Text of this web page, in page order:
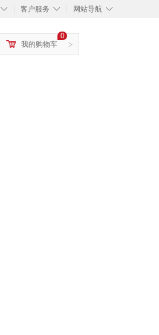
◇ ◇
客户服务 ◇
网站导航
>
0
我的购物车